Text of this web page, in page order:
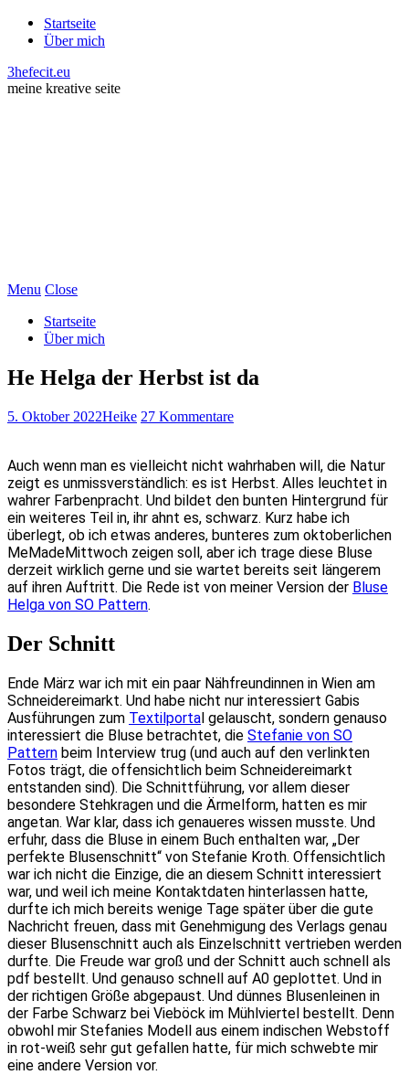
Startseite
Über mich
3hefecit.eu
meine kreative seite
Menu Close
Startseite
Über mich
He Helga der Herbst ist da
5. Oktober 2022Heike 27 Kommentare
Auch wenn man es vielleicht nicht wahrhaben will, die Natur
zeigt es unmissverständlich: es ist Herbst. Alles leuchtet in
wahrer Farbenpracht. Und bildet den bunten Hintergrund für
ein weiteres Teil in, ihr ahnt es, schwarz. Kurz habe ich
überlegt, ob ich etwas anderes, bunteres zum oktoberlichen
MeMadeMittwoch zeigen soll, aber ich trage diese Bluse
derzeit wirklich gerne und sie wartet bereits seit längerem
auf ihren Auftritt. Die Rede ist von meiner Version der Bluse
Helga von SO Pattern.
Der Schnitt
Ende März war ich mit ein paar Nähfreundinnen in Wien am
Schneidereimarkt. Und habe nicht nur interessiert Gabis
Ausführungen zum Textilportal gelauscht, sondern genauso
interessiert die Bluse betrachtet, die Stefanie von SO
Pattern beim Interview trug (und auch auf den verlinkten
Fotos trägt, die offensichtlich beim Schneidereimarkt
entstanden sind). Die Schnittführung, vor allem dieser
besondere Stehkragen und die Ärmelform, hatten es mir
angetan. War klar, dass ich genaueres wissen musste. Und
erfuhr, dass die Bluse in einem Buch enthalten war, „Der
perfekte Blusenschnitt“ von Stefanie Kroth. Offensichtlich
war ich nicht die Einzige, die an diesem Schnitt interessiert
war, und weil ich meine Kontaktdaten hinterlassen hatte,
durfte ich mich bereits wenige Tage später über die gute
Nachricht freuen, dass mit Genehmigung des Verlags genau
dieser Blusenschnitt auch als Einzelschnitt vertrieben werden
durfte. Die Freude war groß und der Schnitt auch schnell als
pdf bestellt. Und genauso schnell auf A0 geplottet. Und in
der richtigen Größe abgepaust. Und dünnes Blusenleinen in
der Farbe Schwarz bei Vieböck im Mühlviertel bestellt. Denn
obwohl mir Stefanies Modell aus einem indischen Webstoff
in rot-weiß sehr gut gefallen hatte, für mich schwebte mir
eine andere Version vor.